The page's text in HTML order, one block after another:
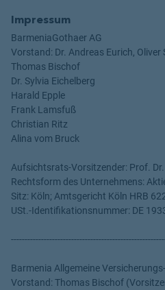
Impressum
BarmeniaGothaer AG
Vorstand: Dr. Andreas Eurich,
Thomas Bischof
Dr. Sylvia Eichelberg
Harald Epple
Frank Lamsfuß
Christian Ritz
Alina vom Bruck
Aufsichtsrats-Vorsitzender: Prof. Dr.
Rechtsform des Unternehmens:
Sitz: Köln; Amtsgericht Köln HRB
USt.-Identifikationsnummer: DE
Barmenia Allgemeine
Vorstand: Thomas Bischof